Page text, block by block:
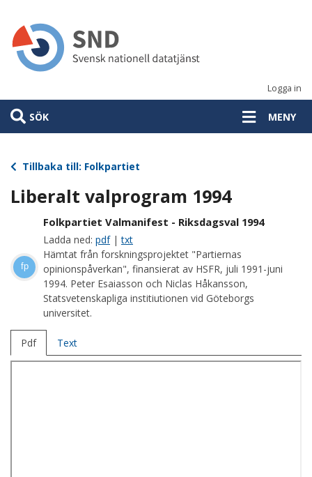
huvudinnehåll
Logga in
SÖK MENY
Tillbaka till: Folkpartiet
Liberalt valprogram 1994
fp
Folkpartiet Valmanifest - Riksdagsval 1994
Ladda ned: pdf|txt
Hämtat från forskningsprojektet "Partiernas
opinionspåverkan", finansierat av HSFR, juli 1991-juni
1994. Peter Esaiasson och Niclas Håkansson,
Statsvetenskapliga institiutionen vid Göteborgs
universitet.
Pdf Text